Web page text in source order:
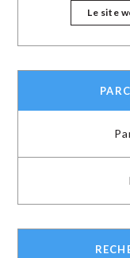
Le site